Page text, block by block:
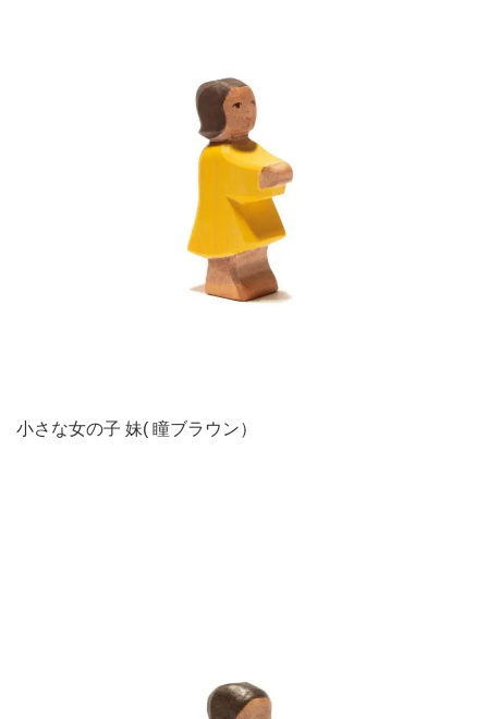
小さな女の子 妹( 瞳ブラウン）